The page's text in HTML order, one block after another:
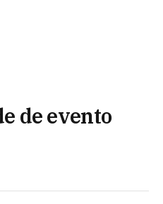
de evento